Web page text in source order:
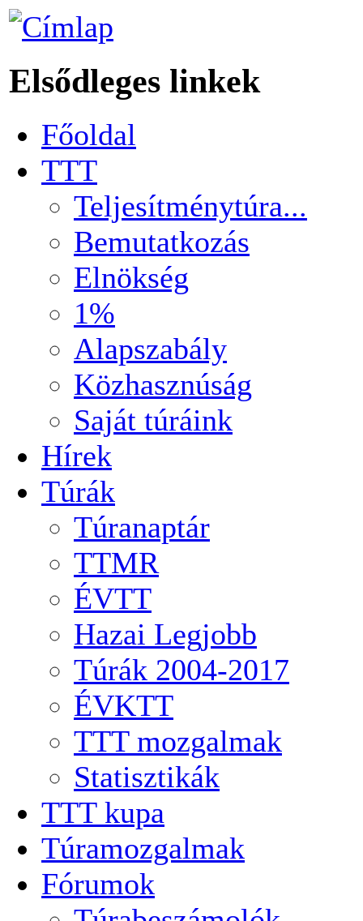
Elsődleges linkek
Főoldal
TTT
Teljesítménytúra...
Bemutatkozás
Elnökség
1%
Alapszabály
Közhasznúság
Saját túráink
Hírek
Túrák
Túranaptár
TTMR
ÉVTT
Hazai Legjobb
Túrák 2004-2017
ÉVKTT
TTT mozgalmak
Statisztikák
TTT kupa
Túramozgalmak
Fórumok